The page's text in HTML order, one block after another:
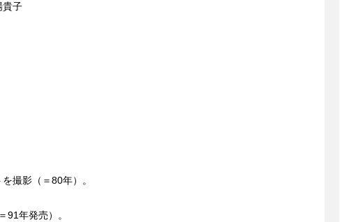
貴子
撮影（＝80年）。
年発売）。